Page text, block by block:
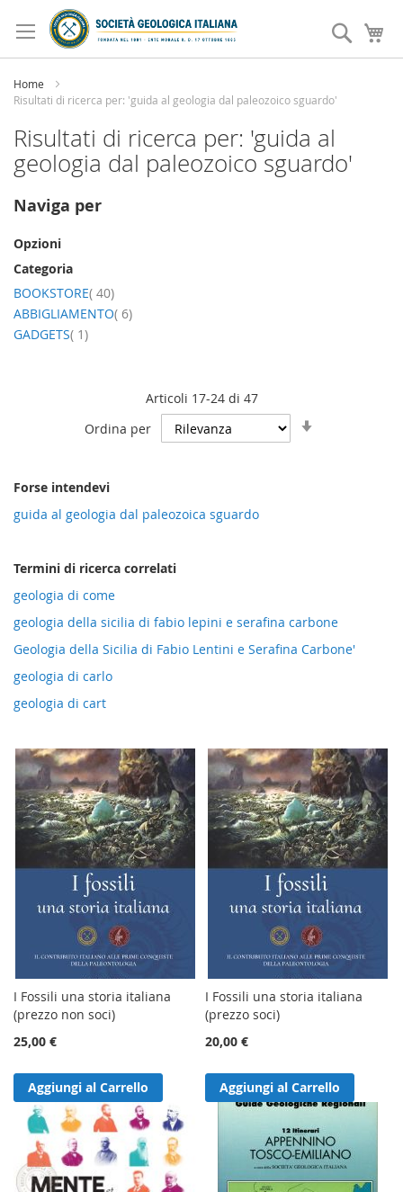
al
contenuto
Search
Home
Risultati di ricerca per: 'guida al geologia dal paleozoico sguardo'
Risultati di ricerca per: 'guida al
geologia dal paleozoico sguardo'
Articoli 17-24di 47
Ordina per
Forse intendevi
guida al geologia dal paleozoica sguardo
Termini di ricerca correlati
geologia di come
geologia della sicilia di fabio lepini e serafina carbone
Geologia della Sicilia di Fabio Lentini e Serafina Carbone'
geologia di carlo
geologia di cart
I Fossili una storia italiana
(prezzo non soci)
25,00 €
Aggiungi al Carrello
I Fossili una storia italiana
(prezzo soci)
20,00 €
Aggiungi al Carrello
Naviga per
Opzioni
Categoria
BOOKSTORE 40elemento
ABBIGLIAMENTO 6elemento
GADGETS 1elemento